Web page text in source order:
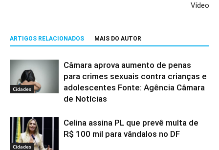
Vídeo
ARTIGOS RELACIONADOS MAIS DO AUTOR
Cidades
Câmara aprova aumento de penas
para crimes sexuais contra crianças e
adolescentes Fonte: Agência Câmara
de Notícias
Cidades
Celina assina PL que prevê multa de
R$ 100 mil para vândalos no DF